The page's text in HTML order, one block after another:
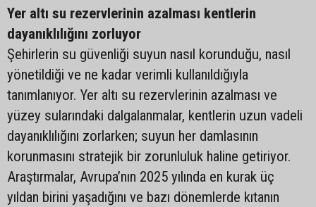
Yer altı su rezervlerinin azalması kentlerin
dayanıklılığını zorluyor
Şehirlerin su güvenliği suyun nasıl korunduğu, nasıl
yönetildiği ve ne kadar verimli kullanıldığıyla
tanımlanıyor. Yer altı su rezervlerinin azalması ve
yüzey sularındaki dalgalanmalar, kentlerin uzun vadeli
dayanıklılığını zorlarken; suyun her damlasının
korunmasını stratejik bir zorunluluk haline getiriyor.
Araştırmalar, Avrupa’nın 2025 yılında en kurak üç
yıldan birini yaşadığını ve bazı dönemlerde kıtanın